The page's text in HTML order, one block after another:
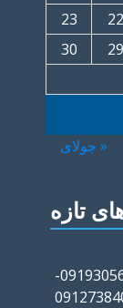
22
23
29
30
« جولای
تازه
نمایندگی تلویزیون سونی |09193056404-